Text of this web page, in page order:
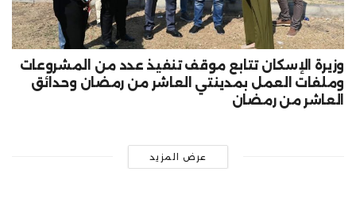
وزيرة الإسكان تتابع موقف تنفيذ عدد من المشروعات
وملفات العمل بمدينتي العاشر من رمضان وحدائق
العاشر من رمضان
عرض المزيد